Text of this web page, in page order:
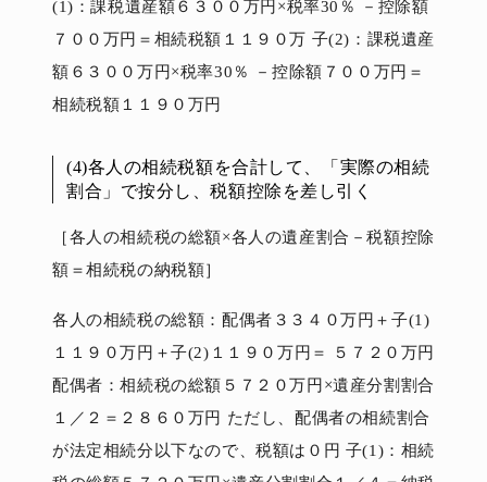
(1)：課税遺産額６３００万円×税率30％ －控除額
７００万円＝相続税額１１９０万 子(2)：課税遺産
額６３００万円×税率30％ －控除額７００万円＝
相続税額１１９０万円
(4)各人の相続税額を合計して、「実際の相続
割合」で按分し、税額控除を差し引く
［各人の相続税の総額×各人の遺産割合－税額控除
額＝相続税の納税額］
各人の相続税の総額：配偶者３３４０万円＋子(1)
１１９０万円＋子(2)１１９０万円＝ ５７２０万円
配偶者：相続税の総額５７２０万円×遺産分割割合
１／２＝２８６０万円 ただし、配偶者の相続割合
が法定相続分以下なので、税額は０円 子(1)：相続